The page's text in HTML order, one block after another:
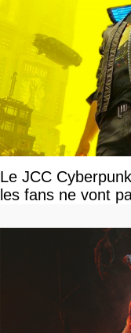
Le JCC
les fans ne vont